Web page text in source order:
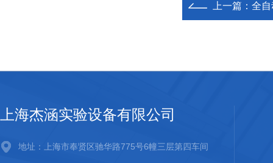
上一篇： 全
上海杰涵实验设备有限公司
地址：上海市奉贤区驰华路775号6幢三层第四车间